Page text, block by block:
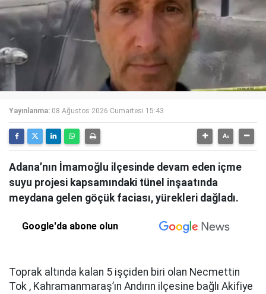
Yayınlanma: 08 Ağustos 2026 Cumartesi 15:43
Adana’nın İmamoğlu ilçesinde devam eden içme
suyu projesi kapsamındaki tünel inşaatında
meydana gelen göçük faciası, yürekleri dağladı.
Google'da abone olun
Toprak altında kalan 5 işçiden biri olan Necmettin
Tok , Kahramanmaraş’ın Andırın ilçesine bağlı Akifiye